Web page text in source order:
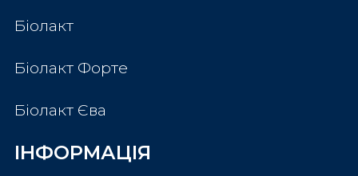
Біолакт
Біолакт Форте
Біолакт Єва
ІНФОРМАЦІЯ